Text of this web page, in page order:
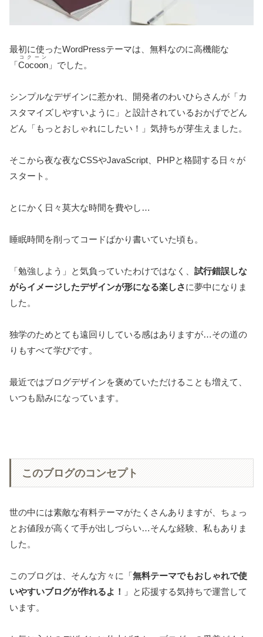
最初に使ったWordPressテーマは、無料なのに高機能な
「Cocoon
コクーン
」でした。
シンプルなデザインに惹かれ、開発者のわいひらさんが「カ
スタマイズしやすいように」と設計されているおかげでどん
どん「もっとおしゃれにしたい！」気持ちが芽生えました。
そこから夜な夜なCSSやJavaScript、PHPと格闘する日々が
スタート。
とにかく日々莫大な時間を費やし…
睡眠時間を削ってコードばかり書いていた頃も。
「勉強しよう」と気負っていたわけではなく、 試行錯誤しな
がらイメージしたデザインが形になる楽しさに夢中になりま
した。
独学のためとても遠回りしている感はありますが…その道の
りもすべて学びです。
最近ではブログデザインを褒めていただけることも増えて、
いつも励みになっています。
このブログのコンセプト
世の中には素敵な有料テーマがたくさんありますが、ちょっ
とお値段が高くて手が出しづらい…そんな経験、私もありま
した。
このブログは、そんな方々に「 無料テーマでもおしゃれで使
いやすいブログが作れるよ！
」と応援する気持ちで運営して
います。